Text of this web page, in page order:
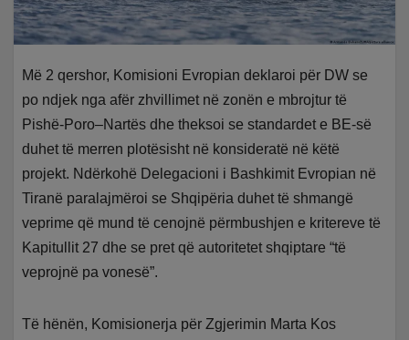
Më 2 qershor, Komisioni Evropian deklaroi për DW se
po ndjek nga afër zhvillimet në zonën e mbrojtur të
Pishë-Poro–Nartës dhe theksoi se standardet e BE-së
duhet të merren plotësisht në konsideratë në këtë
projekt. Ndërkohë Delegacioni i Bashkimit Evropian në
Tiranë paralajmëroi se Shqipëria duhet të shmangë
veprime që mund të cenojnë përmbushjen e kritereve të
Kapitullit 27 dhe se pret që autoritetet shqiptare “të
veprojnë pa vonesë”.
Të hënën, Komisionerja për Zgjerimin Marta Kos